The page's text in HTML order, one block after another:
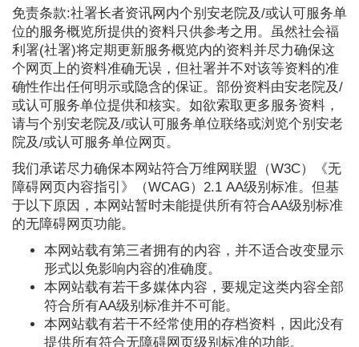
免责条款:社署长者资讯网内个别安老院及/或认可服务单
位的服务概览所提供的资料只供参考之用。虽然社会福
利署(社署)将定期更新服务概览内的资料并尽力确保这
个网页上的资料准确无误，但社署并不对该等资料的准
确性作出任何明示或隐含的保证。部份资料由安老院及/
或认可服务单位提供和核实。如欲索取更多服务资料，
请与个别安老院及/或认可服务单位联络或浏览个别安老
院及/或认可服务单位网页。
我们承诺尽力确保本网站符合万维网联盟（W3C）《无
障碍网页内容指引》（WCAG）2.1 AA级别标准。但基
于以下原因，本网站暂时未能提供所有符合AA级别标准
的无障碍网页功能。
本网站载有第三者拥有的内容，并不适合改变显示
形式以免影响内容的准确度。
本网站载有若干多媒体内容，要规定这类内容全部
符合所有AA级别标准并不可能。
本网站载有若干不经常使用的存档资料，因此没有
提供所有符合无障碍网页级别标准的功能。